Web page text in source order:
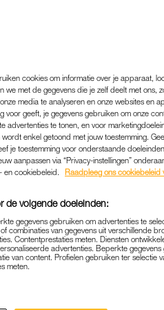
JE
METAL'
VAN OPSTAL
‘zwoele seksplaten’
cookies om informatie over je apparaat,
met de gegevens die je zelf deelt met ons,
media te analyseren en onze websites en
voor geeft, je gegevens gebruiken om onze
advertenties te tonen, en voor
enkel getoond met jouw toestemming.
je toestemming voor onderstaande
aanpassen via “Privacy-instellingen”
en cookiebeleid.
Raadpleeg ons cookiebeleid
de volgende doeleinden:
gegevens gebruiken om advertenties te
combinaties van gegevens uit verschillende
Contentprestaties meten. Diensten
advertenties. Beperkte
van content. Profielen gebruiken ter selectie
meten.